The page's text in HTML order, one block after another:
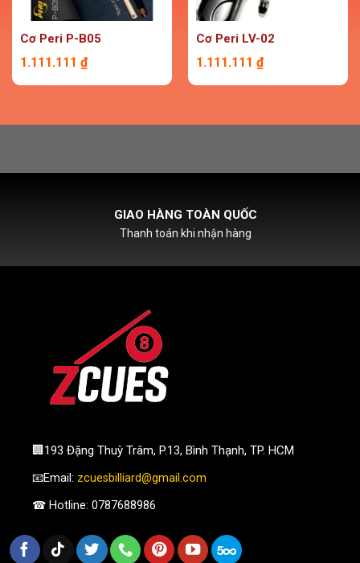
Cơ Peri P-B05
1.111.111 ₫
Cơ Peri LV-02
1.111.111 ₫
HỖ TRỢ PHÍ SHIPCOD
Với đơn hàng chỉ từ 500k
🏢193 Đặng Thuỳ Trâm, P.13, Bình Thạnh, TP. HCM
📧Email: zcuesbilliard@gmail.com
☎ Hotline: 0787688986